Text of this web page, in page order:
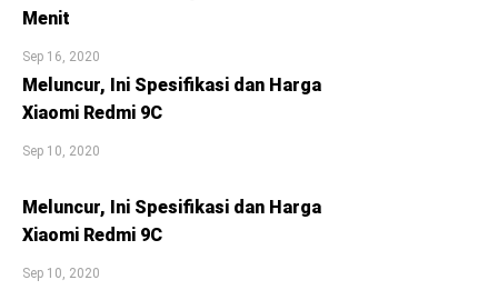
Menit
Sep 16, 2020
Meluncur, Ini Spesifikasi dan Harga
Xiaomi Redmi 9C
Sep 10, 2020
Meluncur, Ini Spesifikasi dan Harga
Xiaomi Redmi 9C
Sep 10, 2020